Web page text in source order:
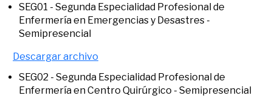
SEG01 - Segunda Especialidad Profesional de
Enfermería en Emergencias y Desastres​ -
Semipresencial
Descargar archivo
SEG02 - Segunda Especialidad Profesional de
Enfermería en Centro Quirúrgico​ - Semipresencial